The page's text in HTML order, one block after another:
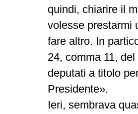
quindi, chiarire il
volesse prestarmi
fare altro. In
24, comma 11,
deputati a titolo
Presidente».
Ieri, sembrava